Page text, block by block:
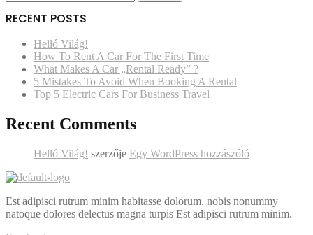
RECENT POSTS
Helló Világ!
How To Rent A Car For The First Time
What Makes A Car „Rental Ready” ?
5 Mistakes To Avoid When Booking A Rental
Top 5 Electric Cars For Business Travel
Recent Comments
Helló Világ! szerzője Egy WordPress hozzászóló
Est adipisci rutrum minim habitasse dolorum, nobis nonummy
natoque dolores delectus magna turpis Est adipisci rutrum minim.